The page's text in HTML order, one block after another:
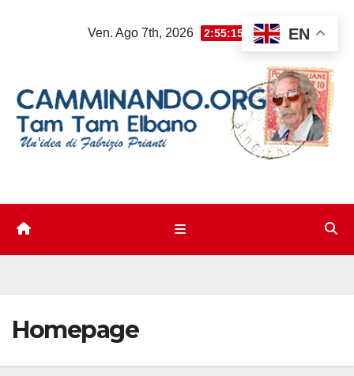
Ven. Ago 7th, 2026 2:55:15 AM
Homepage
EN